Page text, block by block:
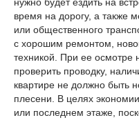
время на дорогу, а также
или общественного
с хорошим ремонтом,
техникой. При ее осмотре
проверить проводку,
квартире не должно быть
плесени. В целях
или последнем этаже,